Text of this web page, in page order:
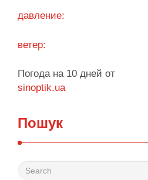
Поділитися у соцмережах:
давление:
ветер:
Погода на 10 дней от
sinoptik.ua
Пошук